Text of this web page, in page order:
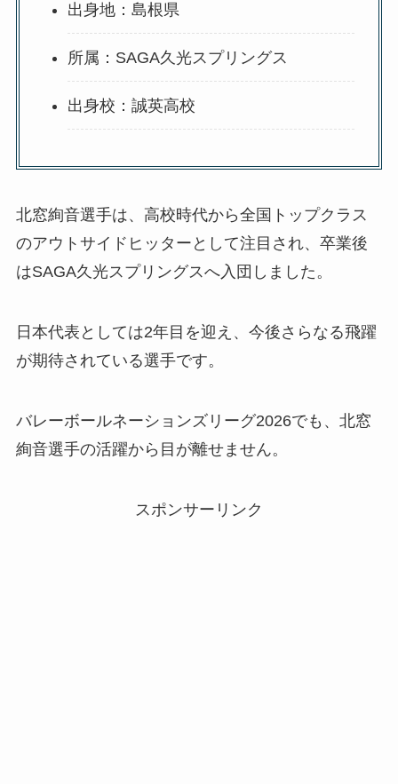
出身地：島根県
所属：SAGA久光スプリングス
出身校：誠英高校
北窓絢音選手は、高校時代から全国トップクラス
のアウトサイドヒッターとして注目され、卒業後
はSAGA久光スプリングスへ入団しました。
日本代表としては2年目を迎え、今後さらなる飛躍
が期待されている選手です。
バレーボールネーションズリーグ2026でも、北窓
絢音選手の活躍から目が離せません。
スポンサーリンク